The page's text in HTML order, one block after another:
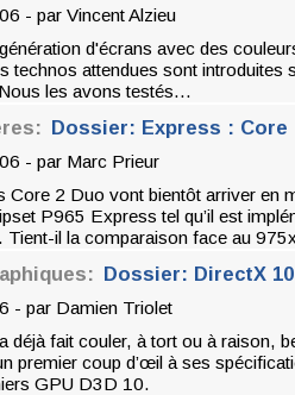
- par Vincent Alzieu
d'écrans avec des
technos attendues sont introduites
les avons testés...
Dossier: Express : Core
- par Marc Prieur
Core 2 Duo vont bientôt arriver en
P965 Express tel qu’il est
Tient-il la comparaison face au
Dossier: DirectX
- par Damien Triolet
déjà fait couler, à tort ou à raison,
premier coup d’œil à ses
GPU D3D 10.